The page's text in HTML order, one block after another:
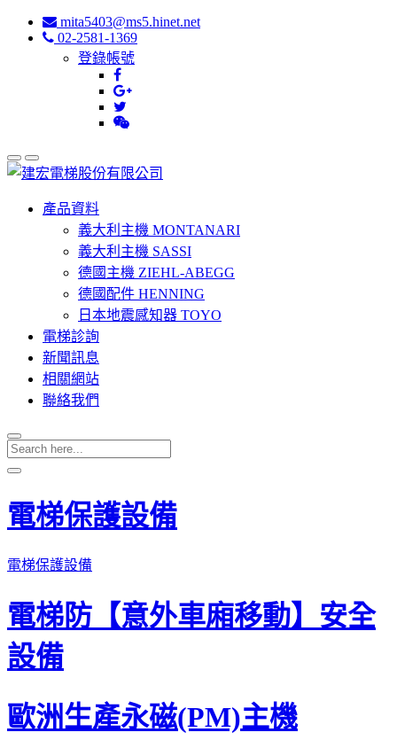
mita5403@ms5.hinet.net
02-2581-1369
登錄帳號
產品資料
義大利主機 MONTANARI
義大利主機 SASSI
德國主機 ZIEHL-ABEGG
德國配件 HENNING
日本地震感知器 TOYO
電梯診詢
新聞訊息
相關網站
聯絡我們
電梯防【意外車廂移動】安全
設備